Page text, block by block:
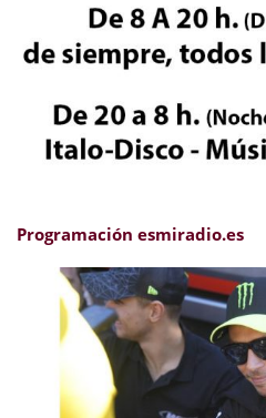
Programación esmiradio.es